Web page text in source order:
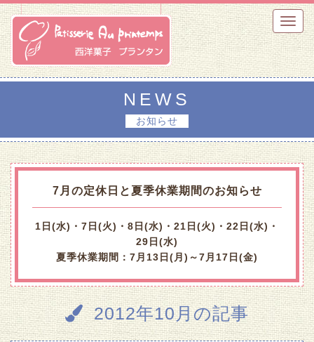
NEWS
お知らせ
7月の定休日と夏季休業期間のお知らせ
1日(水)・7日(火)・8日(水)・21日(火)・22日(水)・
29日(水)
夏季休業期間：7月13日(月)～7月17日(金)
2012年10月の記事